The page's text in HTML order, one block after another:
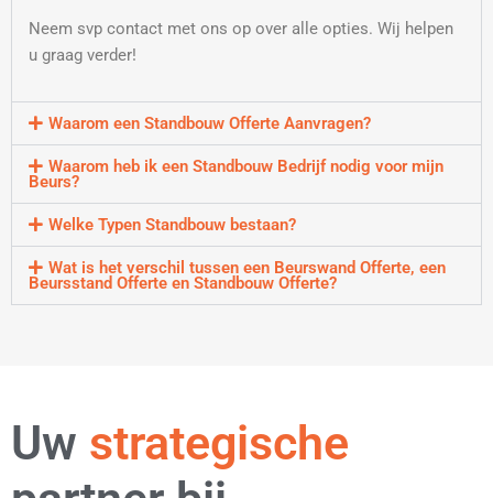
Neem svp contact met ons op over alle opties. Wij helpen
u graag verder!
Waarom een Standbouw Offerte Aanvragen?
Waarom heb ik een Standbouw Bedrijf nodig voor mijn
Beurs?
Welke Typen Standbouw bestaan?
Wat is het verschil tussen een Beurswand Offerte, een
Beursstand Offerte en Standbouw Offerte?
Uw flexibele